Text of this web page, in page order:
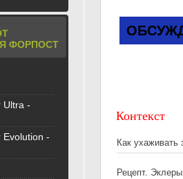
ФОРПОСТ
Ultra -
-
Контекст
Как
Рецепт.